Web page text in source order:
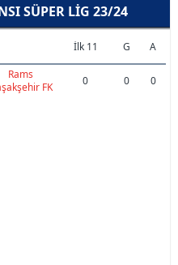
SÜPER LIG 23/24
İlk 11 G
A
Rams
FK
0 0 0